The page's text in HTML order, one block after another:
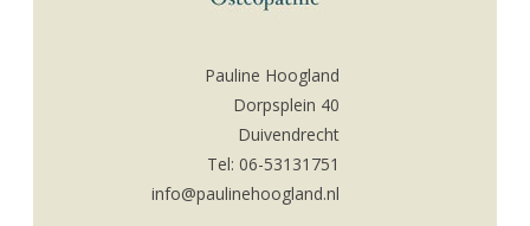
Pauline Hoogland
Dorpsplein 40
Duivendrecht
Tel: 06-53131751
info@paulinehoogland.nl